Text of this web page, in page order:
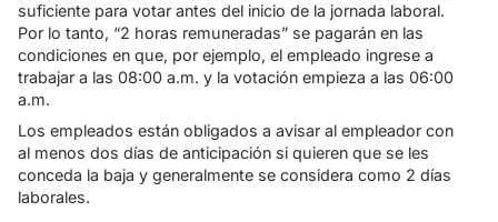
suficiente para votar antes del inicio de la jornada laboral.
Por lo tanto, “2 horas remuneradas” se pagarán en las
condiciones en que, por ejemplo, el empleado ingrese a
trabajar a las 08:00 a.m. y la votación empieza a las 06:00
a.m.
Los empleados están obligados a avisar al empleador con
al menos dos días de anticipación si quieren que se les
conceda la baja y generalmente se considera como 2 días
laborales.